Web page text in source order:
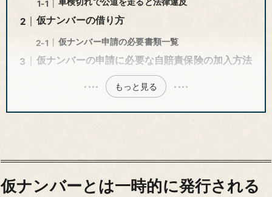
仮ナンバーの借り方
仮ナンバー申請の必要書類一覧
仮ナンバーの申請に必要な自賠責保険の加入方法
もっと見る
仮ナンバーとは一時的に発行される